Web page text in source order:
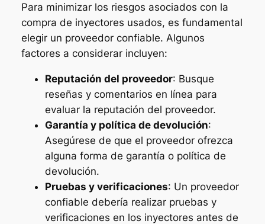
Para minimizar los riesgos asociados con la
compra de inyectores usados, es fundamental
elegir un proveedor confiable. Algunos
factores a considerar incluyen:
Reputación del proveedor: Busque
reseñas y comentarios en línea para
evaluar la reputación del proveedor.
Garantía y política de devolución:
Asegúrese de que el proveedor ofrezca
alguna forma de garantía o política de
devolución.
Pruebas y verificaciones: Un proveedor
confiable debería realizar pruebas y
verificaciones en los inyectores antes de